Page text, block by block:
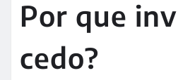
Por que
cedo?